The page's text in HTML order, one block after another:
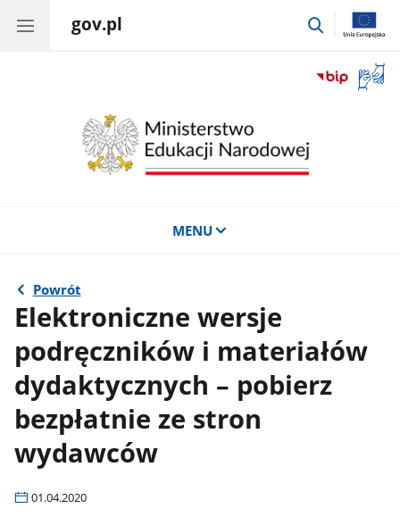
gov.pl
przejdź
okno
MENU
Powrót
Elektroniczne wersje
podręczników i materiałów
dydaktycznych – pobierz
bezpłatnie ze stron
wydawców
01.04.2020